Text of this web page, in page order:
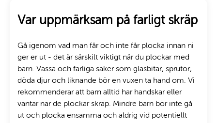
Var uppmärksam på farligt skräp
Gå igenom vad man får och inte får plocka innan ni
ger er ut - det är särskilt viktigt när du plockar med
barn. Vassa och farliga saker som glasbitar, sprutor,
döda djur och liknande bör en vuxen ta hand om. Vi
rekommenderar att barn alltid har handskar eller
vantar när de plockar skräp. Mindre barn bör inte gå
ut och plocka ensamma och aldrig vid potentiellt